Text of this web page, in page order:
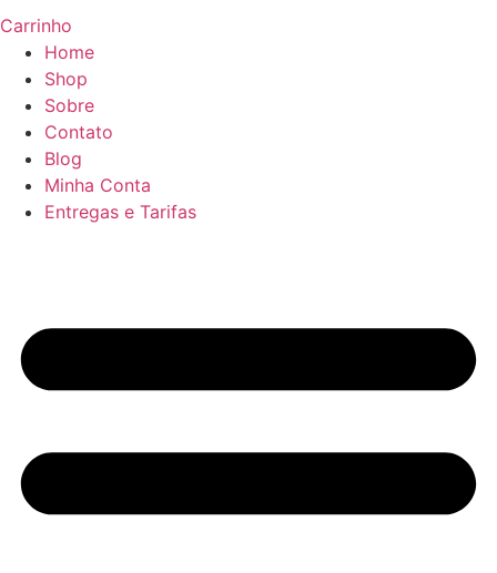
Carrinho
Home
Shop
Sobre
Contato
Blog
Minha Conta
Entregas e Tarifas